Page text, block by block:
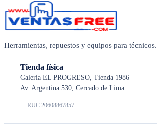
Herramientas, repuestos y equipos para técnicos.
Tienda física
Galería EL PROGRESO, Tienda 1986
Av. Argentina 530, Cercado de Lima
RUC 20608867857